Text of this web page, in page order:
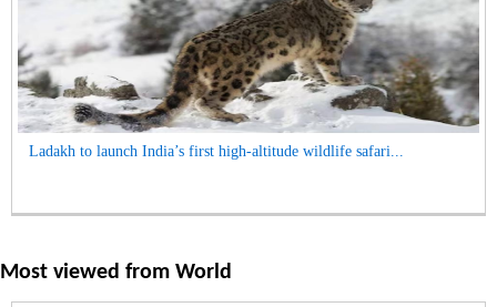
Ladakh to launch India’s first high-altitude wildlife safari...
Most viewed from World